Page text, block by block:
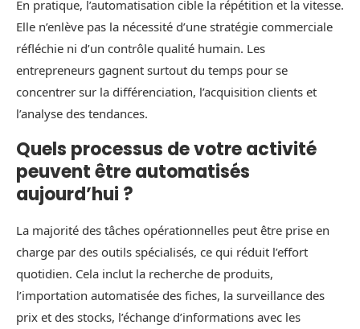
En pratique, l’automatisation cible la répétition et la vitesse.
Elle n’enlève pas la nécessité d’une stratégie commerciale
réfléchie ni d’un contrôle qualité humain. Les
entrepreneurs gagnent surtout du temps pour se
concentrer sur la différenciation, l’acquisition clients et
l’analyse des tendances.
Quels processus de votre activité
peuvent être automatisés
aujourd’hui ?
La majorité des tâches opérationnelles peut être prise en
charge par des outils spécialisés, ce qui réduit l’effort
quotidien. Cela inclut la recherche de produits,
l’importation automatisée des fiches, la surveillance des
prix et des stocks, l’échange d’informations avec les